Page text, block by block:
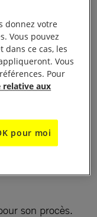
septembre
« collusion
passible
ans – au titre
La
dans la
avec le
son procès.
donnez votre
Vous pouvez
dans ce cas, les
Vous
Pour
aux
pour moi